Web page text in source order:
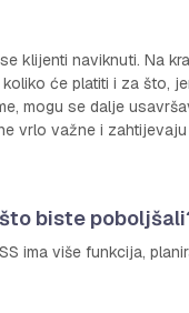
klijenti naviknuti. Na
će platiti i za što,
mogu se dalje
vrlo važne i
biste
ima više funkcija,